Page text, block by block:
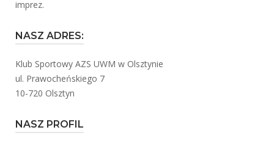
imprez.
NASZ ADRES:
Klub Sportowy AZS UWM w Olsztynie
ul. Prawocheńskiego 7
10-720 Olsztyn
NASZ PROFIL